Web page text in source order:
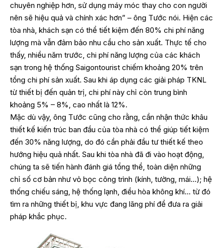
chuyên nghiệp hơn, sử dụng máy móc thay cho con người
nên sẽ hiệu quả và chính xác hơn” – ông Tước nói. Hiện các
tòa nhà, khách sạn có thể tiết kiệm đến 80% chi phí năng
lượng mà vẫn đảm bảo nhu cầu cho sản xuất. Thực tế cho
thấy, nhiều năm trước, chi phí năng lượng của các khách
sạn trong hệ thống Saigontourist chiếm khoảng 20% trên
tổng chi phí sản xuất. Sau khi áp dụng các giải pháp TKNL
từ thiết bị đến quản trị, chi phí này chỉ còn trung bình
khoảng 5% – 8%, cao nhất là 12%.
Mặc dù vậy, ông Tước cũng cho rằng, cần nhận thức khâu
thiết kế kiến trúc ban đầu của tòa nhà có thể giúp tiết kiệm
đến 30% năng lượng, do đó cần phải đầu tư thiết kế theo
hướng hiệu quả nhất. Sau khi tòa nhà đã đi vào hoạt động,
chúng ta sẽ tiến hành đánh giá tổng thể, toàn diện những
chỉ số cơ bản như vỏ bọc công trình (kính, tường, mái…); hệ
thống chiếu sáng, hệ thống lạnh, điều hòa không khí… từ đó
tìm ra những thiết bị, khu vực đang lãng phí để đưa ra giải
pháp khắc phục.